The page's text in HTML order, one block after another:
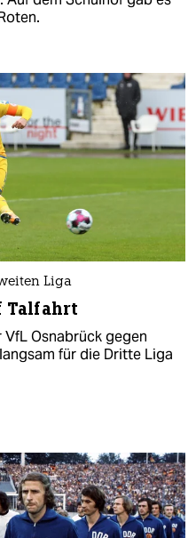
Liga
Talfahrt
Osnabrück gegen
für die Dritte Liga